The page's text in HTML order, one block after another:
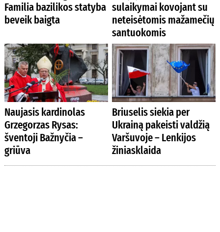
Familia bazilikos statyba
beveik baigta
sulaikymai kovojant su
neteisėtomis mažamečių
santuokomis
Naujasis kardinolas
Grzegorzas Rysas:
šventoji Bažnyčia –
griūva
Briuselis siekia per
Ukrainą pakeisti valdžią
Varšuvoje – Lenkijos
žiniasklaida